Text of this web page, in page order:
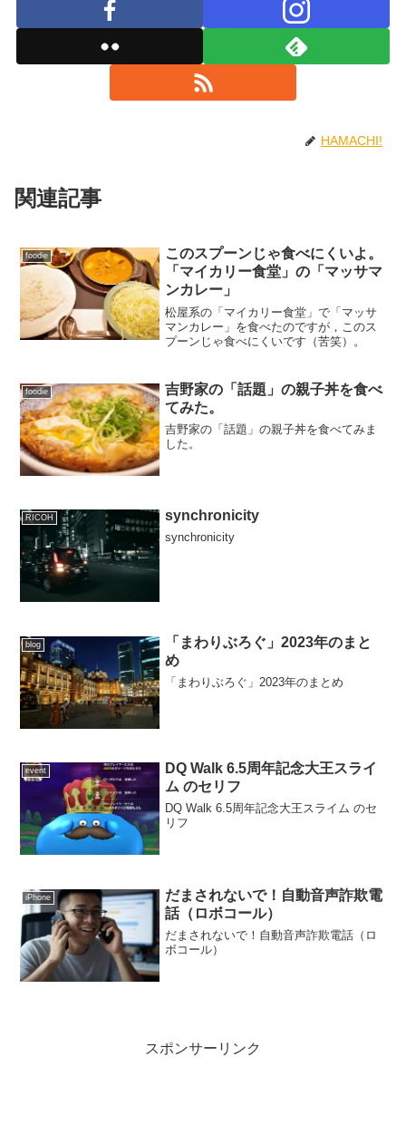
HAMACHI!
関連記事
foodie
このスプーンじゃ食べにくいよ。
「マイカリー食堂」の「マッサマ
ンカレー」
松屋系の「マイカリー食堂」で「マッサ
マンカレー」を食べたのですが，このス
プーンじゃ食べにくいです（苦笑）。
foodie
吉野家の「話題」の親子丼を食べ
てみた。
吉野家の「話題」の親子丼を食べてみま
した。
RICOH synchronicity
synchronicity
blog
「まわりぶろぐ」2023年のまと
め
「まわりぶろぐ」2023年のまとめ
event
DQ Walk 6.5周年記念大王スライ
ム のセリフ
DQ Walk 6.5周年記念大王スライム のセ
リフ
iPhone
だまされないで！自動音声詐欺電
話（ロボコール）
だまされないで！自動音声詐欺電話（ロ
ボコール）
スポンサーリンク